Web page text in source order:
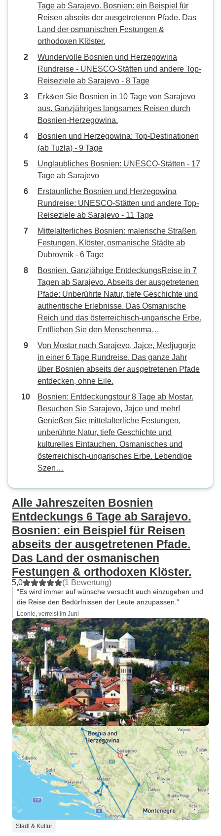
Tage ab Sarajevo. Bosnien: ein Beispiel für
Reisen abseits der ausgetretenen Pfade. Das
Land der osmanischen Festungen &
orthodoxen Klöster.
Wundervolle Bosnien und Herzegowina
Rundreise - UNESCO-Stätten und andere Top-
Reiseziele ab Sarajevo - 8 Tage
Erk&en Sie Bosnien in 10 Tage von Sarajevo
aus. Ganzjähriges langsames Reisen durch
Bosnien-Herzegowina.
Bosnien und Herzegowina: Top-Destinationen
(ab Tuzla) - 9 Tage
Unglaubliches Bosnien: UNESCO-Stätten - 17
Tage ab Sarajevo
Erstaunliche Bosnien und Herzegowina
Rundreise: UNESCO-Stätten und andere Top-
Reiseziele ab Sarajevo - 11 Tage
Mittelalterliches Bosnien: malerische Straßen,
Festungen, Klöster, osmanische Städte ab
Dubrovnik - 6 Tage
Bosnien. Ganzjährige EntdeckungsReise in 7
Tagen ab Sarajevo. Abseits der ausgetretenen
Pfade: Unberührte Natur, tiefe Geschichte und
authentische Erlebnisse. Das Osmanische
Reich und das österreichisch-ungarische Erbe.
Entfliehen Sie den Menschenma…
Von Mostar nach Sarajevo, Jajce, Medjugorje
in einer 6 Tage Rundreise. Das ganze Jahr
über Bosnien abseits der ausgetretenen Pfade
entdecken, ohne Eile.
Bosnien: Entdeckungstour 8 Tage ab Mostar.
Besuchen Sie Sarajevo, Jajce und mehr!
Genießen Sie mittelalterliche Festungen,
unberührte Natur, tiefe Geschichte und
kulturelles Eintauchen. Osmanisches und
österreichisch-ungarisches Erbe. Lebendige
Szen…
Alle Jahreszeiten Bosnien
Entdeckungs 6 Tage ab Sarajevo.
Bosnien: ein Beispiel für Reisen
abseits der ausgetretenen Pfade.
Das Land der osmanischen
Festungen & orthodoxen Klöster.
5,0 (1 Bewertung)
“Es wird immer auf wünsche versucht auch einzugehen und
die Reise den Bedürfnissen der Leute anzupassen.”
Leonie, verreist im Juni
Stadt & Kultur